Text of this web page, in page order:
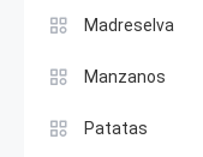
Madreselva
Manzanos
Patatas